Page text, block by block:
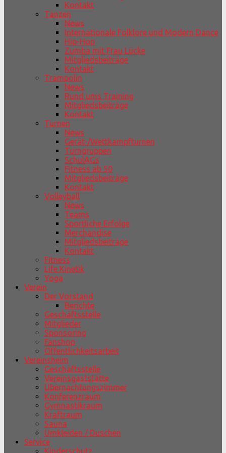
Kontakt
Tanzen
News
Internationale Folklore und Modern Dance
Hip-Hop
Zumba mit Frau Lücke
Mitgliedsbeiträge
Kontakt
Trampolin
News
Rund ums Training
Mitgliedsbeiträge
Kontakt
Turnen
News
Gerät-/Wettkampfturnen
Turngruppen
SchulAGs
Fitness ab 50
Mitgliedsbeiträge
Kontakt
Volleyball
News
Teams
Sportliche Erfolge
Merchandise
Mitgliedsbeiträge
Kontakt
Fitness
Life Kinetik
Yoga
Verein
Der Vorstand
Berichte
Geschäftsstelle
Mitglieder
Sponsoring
Fanshop
Öffentlichkeitsarbeit
Vereinsheim
Geschäftsstelle
Vereinsgaststätte
Übernachtungszimmer
Konferenzraum
Gymnastikraum
Kraftraum
Sauna
Umkleiden / Duschen
Service
Kinderschutz